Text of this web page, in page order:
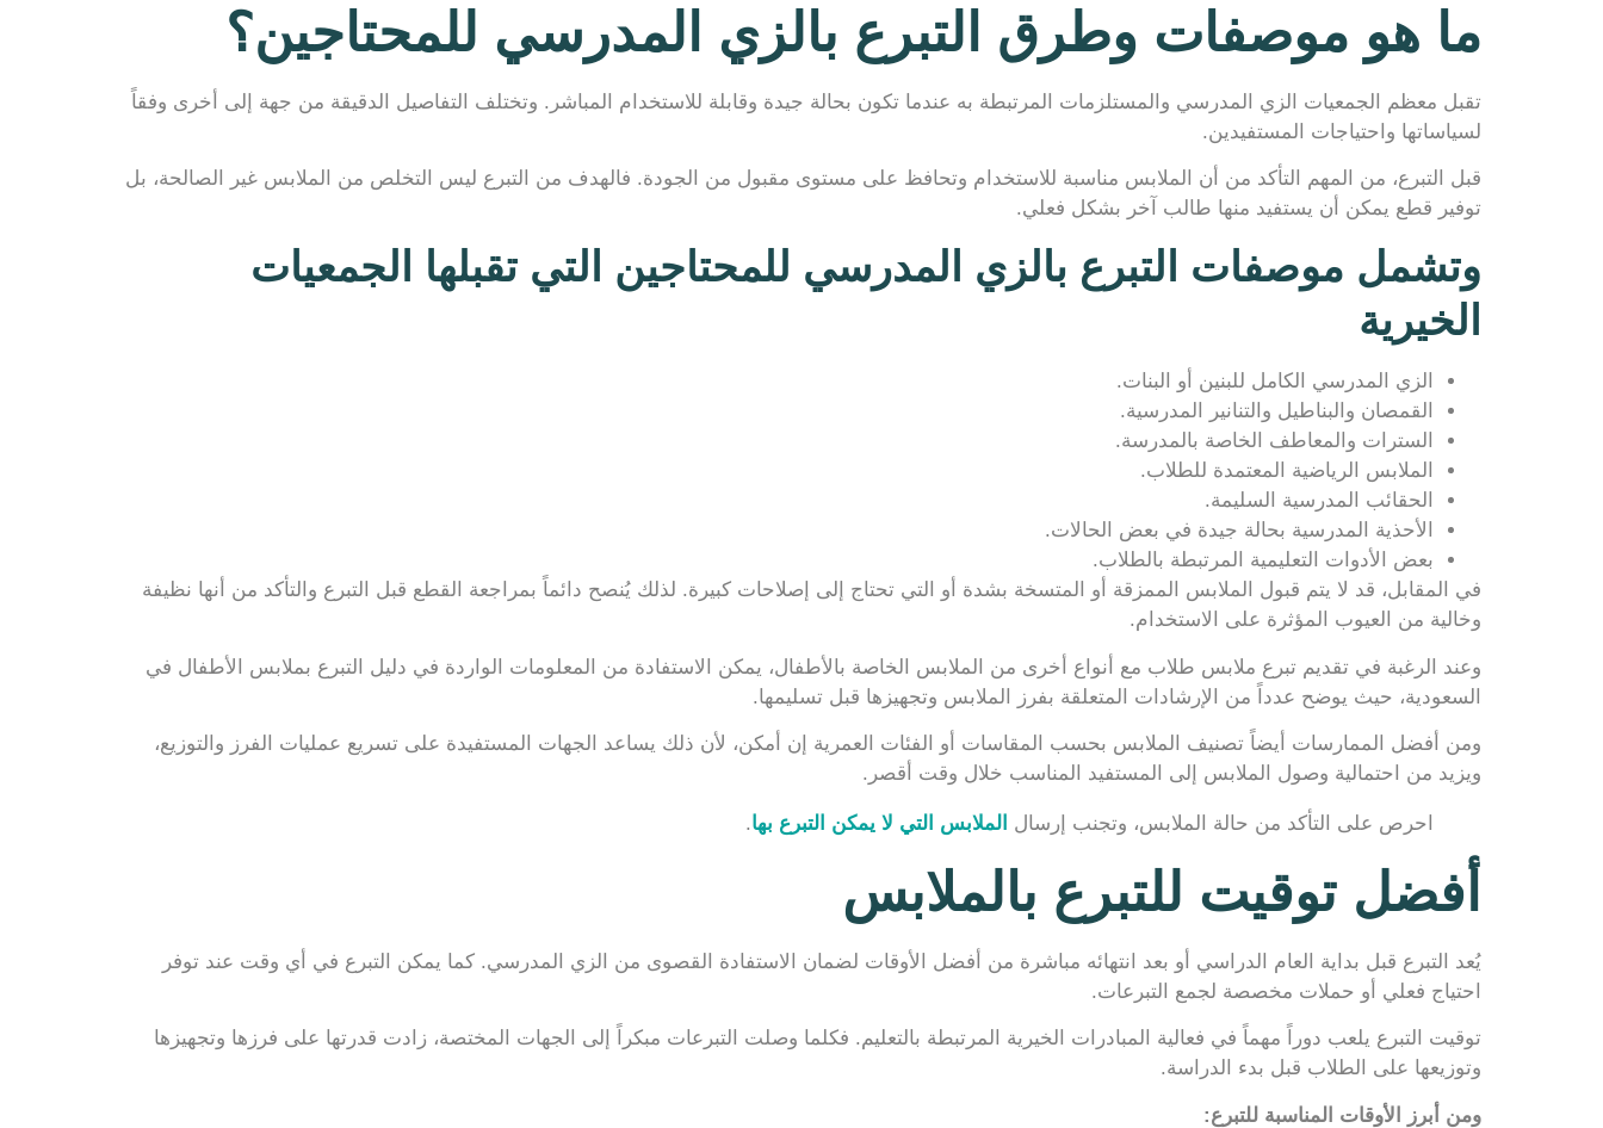
ما هو موصفات وطرق التبرع بالزي المدرسي للمحتاجين؟
تقبل معظم الجمعيات الزي المدرسي والمستلزمات المرتبطة به عندما تكون بحالة جيدة وقابلة للاستخدام المباشر. وتختلف التفاصيل الدقيقة من جهة إلى أخرى وفقاً
لسياساتها واحتياجات المستفيدين.
قبل التبرع، من المهم التأكد من أن الملابس مناسبة للاستخدام وتحافظ على مستوى مقبول من الجودة. فالهدف من التبرع ليس التخلص من الملابس غير الصالحة، بل
توفير قطع يمكن أن يستفيد منها طالب آخر بشكل فعلي.
وتشمل موصفات التبرع بالزي المدرسي للمحتاجين التي تقبلها الجمعيات
الخيرية
الزي المدرسي الكامل للبنين أو البنات.
القمصان والبناطيل والتنانير المدرسية.
السترات والمعاطف الخاصة بالمدرسة.
الملابس الرياضية المعتمدة للطلاب.
الحقائب المدرسية السليمة.
الأحذية المدرسية بحالة جيدة في بعض الحالات.
بعض الأدوات التعليمية المرتبطة بالطلاب.
في المقابل، قد لا يتم قبول الملابس الممزقة أو المتسخة بشدة أو التي تحتاج إلى إصلاحات كبيرة. لذلك يُنصح دائماً بمراجعة القطع قبل التبرع والتأكد من أنها نظيفة
وخالية من العيوب المؤثرة على الاستخدام.
وعند الرغبة في تقديم تبرع ملابس طلاب مع أنواع أخرى من الملابس الخاصة بالأطفال، يمكن الاستفادة من المعلومات الواردة في دليل التبرع بملابس الأطفال في
السعودية، حيث يوضح عدداً من الإرشادات المتعلقة بفرز الملابس وتجهيزها قبل تسليمها.
ومن أفضل الممارسات أيضاً تصنيف الملابس بحسب المقاسات أو الفئات العمرية إن أمكن، لأن ذلك يساعد الجهات المستفيدة على تسريع عمليات الفرز والتوزيع،
ويزيد من احتمالية وصول الملابس إلى المستفيد المناسب خلال وقت أقصر.
احرص على التأكد من حالة الملابس، وتجنب إرسال الملابس التي لا يمكن التبرع بها.
أفضل توقيت للتبرع بالملابس
يُعد التبرع قبل بداية العام الدراسي أو بعد انتهائه مباشرة من أفضل الأوقات لضمان الاستفادة القصوى من الزي المدرسي. كما يمكن التبرع في أي وقت عند توفر
احتياج فعلي أو حملات مخصصة لجمع التبرعات.
توقيت التبرع يلعب دوراً مهماً في فعالية المبادرات الخيرية المرتبطة بالتعليم. فكلما وصلت التبرعات مبكراً إلى الجهات المختصة، زادت قدرتها على فرزها وتجهيزها
وتوزيعها على الطلاب قبل بدء الدراسة.
ومن أبرز الأوقات المناسبة للتبرع: